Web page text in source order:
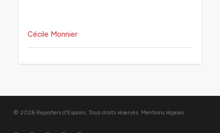
Cécile Monnier
© 2026 Reporters d'Espoirs. Tous droits réservés. Mentions légales